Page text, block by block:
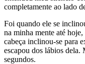
completamente ao lado
Foi quando ele se
na minha mente até
cabeça inclinou-se para
escapou dos lábios dela.
segundos.